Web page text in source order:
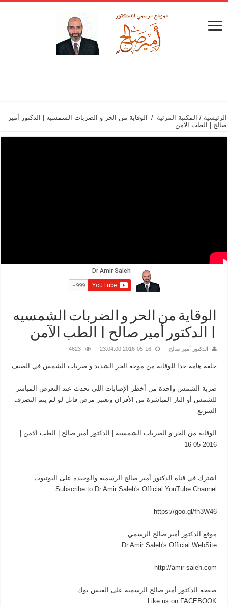
الرئيسية / المكتبة المرئية /
الوقاية من الحر و الضربات الشمسيه | الدكتور أمير
صالح | الطب الآمن
الوقاية من الحر و الضربات الشمسيه
| الدكتور أمير صالح | الطب الآمن
الدكتور أمير صالح 2016-05-16 23:04:00
4623
حلقة هامة جدا للوقاية من موجة الحر الشديد و ضربات الشمس في الصيف
ضربة الشمس واحدة من أخطر الإصابات اللي تحدث عند التعرض المباشر
للشمس أو النار المباشرة من الأفران وتعتبر مرض قاتل لو لم يتم التصرف
السريع
الوقاية من الحر و الضربات الشمسيه | الدكتور أمير صالح | الطب الآمن |
2016-05-16
---
اشترك في قناة الدكتور أمير صالح الرسمية والوحيدة على اليوتيوب
Subscribe to Dr Amir Saleh's Official YouTube Channel :
https://goo.gl/fh3W46
موقع الدكتور أمير صالح الرسمي :
Dr Amir Saleh's Official WebSite :
http://amir-saleh.com
صفحة الدكتور أمير صالح الرسمية على الفيس بوك
Like us on FACEBOOK :